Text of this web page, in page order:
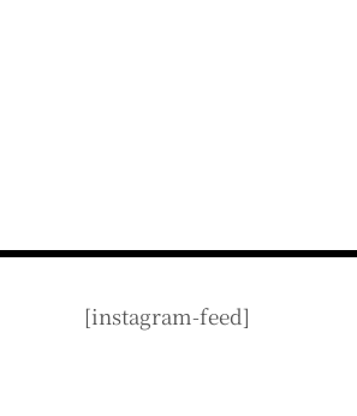
[instagram-feed]